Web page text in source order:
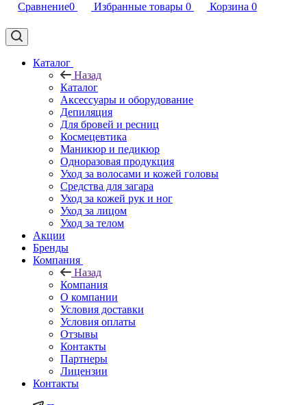
Сравнение0 Избранные товары 0 Корзина 0
Каталог
Назад
Каталог
Аксессуары и оборудование
Депиляция
Для бровей и ресниц
Космецевтика
Маникюр и педикюр
Одноразовая продукция
Уход за волосами и кожей головы
Средства для загара
Уход за кожей рук и ног
Уход за лицом
Уход за телом
Акции
Бренды
Компания
Назад
Компания
О компании
Условия доставки
Условия оплаты
Отзывы
Контакты
Партнеры
Лицензии
Контакты